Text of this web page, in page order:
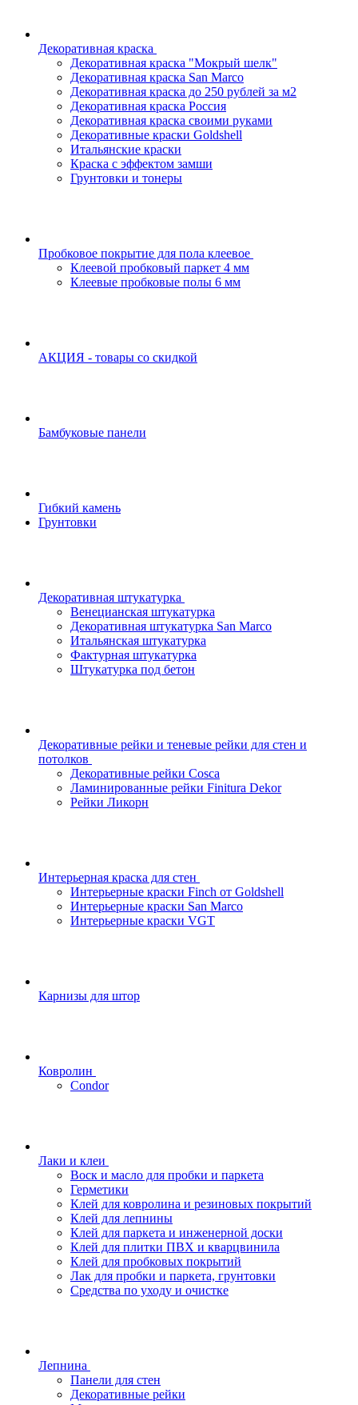
Декоративная краска
Декоративная краска "Мокрый шелк"
Декоративная краска San Marco
Декоративная краска до 250 рублей за м2
Декоративная краска Россия
Декоративная краска своими руками
Декоративные краски Goldshell
Итальянские краски
Краска с эффектом замши
Грунтовки и тонеры
Пробковое покрытие для пола клеевое
Клеевой пробковый паркет 4 мм
Клеевые пробковые полы 6 мм
АКЦИЯ - товары со скидкой
Бамбуковые панели
Гибкий камень
Грунтовки
Декоративная штукатурка
Венецианская штукатурка
Декоративная штукатурка San Marco
Итальянская штукатурка
Фактурная штукатурка
Штукатурка под бетон
Декоративные рейки и теневые рейки для стен и
потолков
Декоративные рейки Cosca
Ламинированные рейки Finitura Dekor
Рейки Ликорн
Интерьерная краска для стен
Интерьерные краски Finch от Goldshell
Интерьерные краски San Marco
Интерьерные краски VGT
Карнизы для штор
Ковролин
Condor
Лаки и клеи
Воск и масло для пробки и паркета
Герметики
Клей для ковролина и резиновых покрытий
Клей для лепнины
Клей для паркета и инженерной доски
Клей для плитки ПВХ и кварцвинила
Клей для пробковых покрытий
Лак для пробки и паркета, грунтовки
Средства по уходу и очистке
Лепнина
Панели для стен
Декоративные рейки